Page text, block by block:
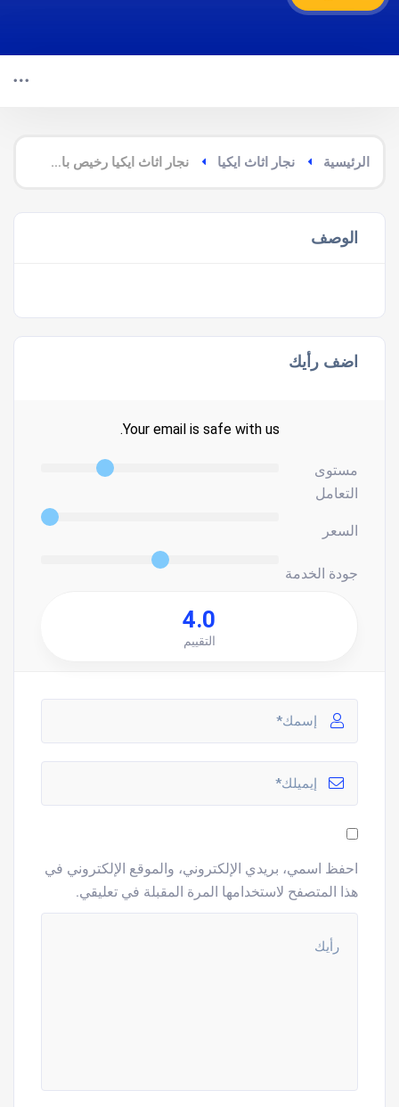
الرئيسية نجار اثاث ايكيا نجار اثاث ايكيا رخيص بالمزاحمية
الوصف
اضف رأيك
Your email is safe with us.
مستوى
التعامل
السعر
جودة الخدمة
4.0
التقييم
احفظ اسمي، بريدي الإلكتروني، والموقع الإلكتروني في
هذا المتصفح لاستخدامها المرة المقبلة في تعليقي.